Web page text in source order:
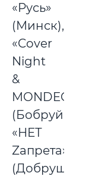
«Русь»
(Минск),
«Cover
Night
&
MONDEGREEN»
(Бобруйск),
«НЕТ
Zапрета»
(Добруш),